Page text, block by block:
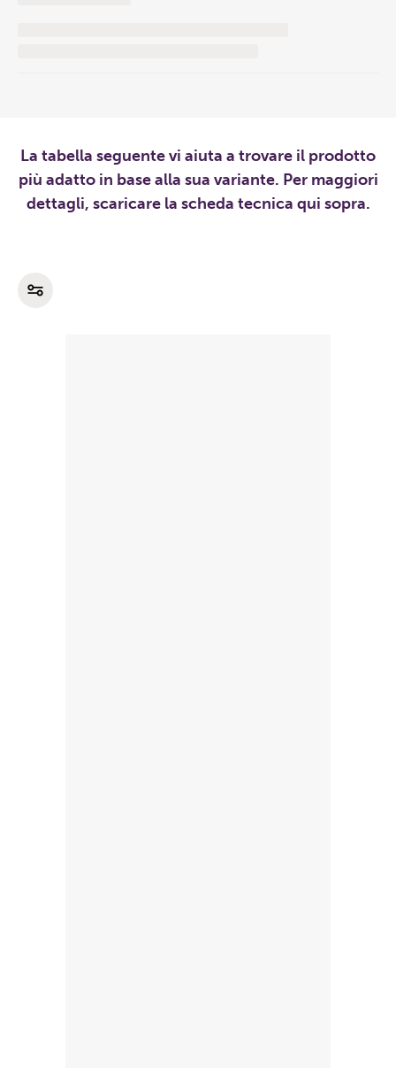
La tabella seguente vi aiuta a trovare il prodotto
più adatto in base alla sua variante. Per maggiori
dettagli, scaricare la scheda tecnica qui sopra.